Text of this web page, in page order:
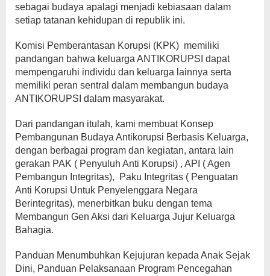
sebagai budaya apalagi menjadi kebiasaan dalam
setiap tatanan kehidupan di republik ini.
Komisi Pemberantasan Korupsi (KPK) memiliki
pandangan bahwa keluarga ANTIKORUPSI dapat
mempengaruhi individu dan keluarga lainnya serta
memiliki peran sentral dalam membangun budaya
ANTIKORUPSI dalam masyarakat.
Dari pandangan itulah, kami membuat Konsep
Pembangunan Budaya Antikorupsi Berbasis Keluarga,
dengan berbagai program dan kegiatan, antara lain
gerakan PAK ( Penyuluh Anti Korupsi) , API ( Agen
Pembangun Integritas), Paku Integritas ( Penguatan
Anti Korupsi Untuk Penyelenggara Negara
Berintegritas), menerbitkan buku dengan tema
Membangun Gen Aksi dari Keluarga Jujur Keluarga
Bahagia.
Panduan Menumbuhkan Kejujuran kepada Anak Sejak
Dini, Panduan Pelaksanaan Program Pencegahan